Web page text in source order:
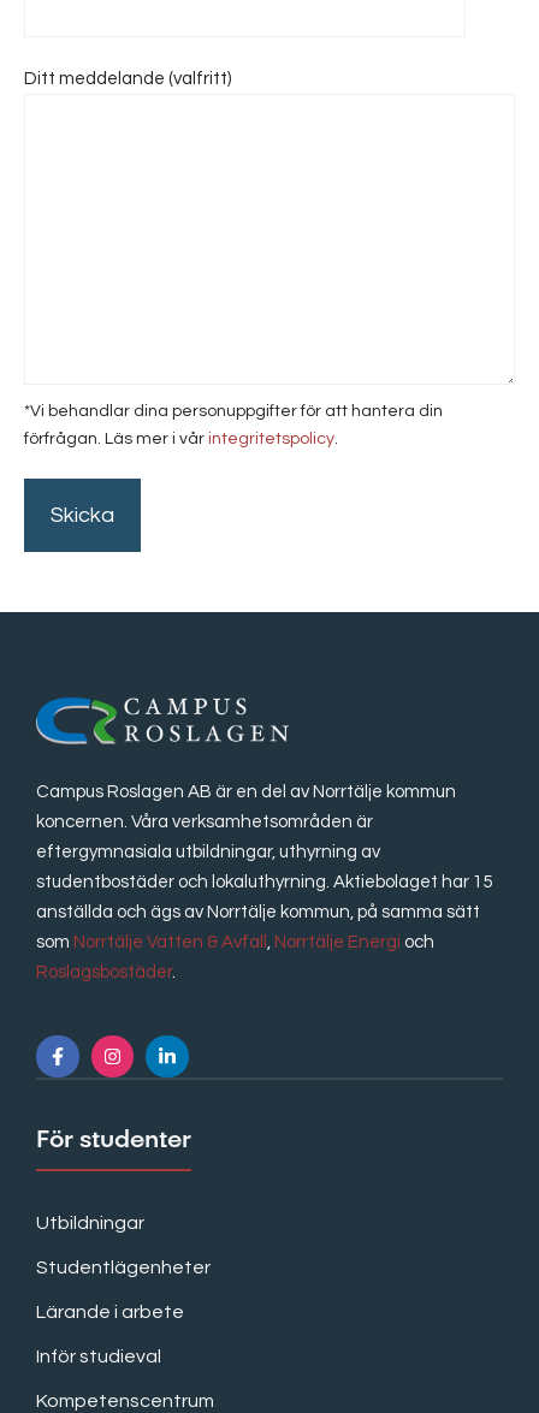
Ditt meddelande (valfritt)
*Vi behandlar dina personuppgifter för att hantera din
förfrågan. Läs mer i vår integritetspolicy
Campus Roslagen AB är en del av Norrtälje kommun
koncernen. Våra verksamhetsområden är
eftergymnasiala utbildningar, uthyrning av
studentbostäder och lokaluthyrning. Aktiebolaget har 15
anställda och ägs av Norrtälje kommun, på samma sätt
som Norrtälje Vatten & Avfall Norrtälje Energi och
Roslagsbostäder.
För studenter
Utbildningar
Studentlägenheter
Lärande i arbete
Inför studieval
Kompetenscentrum